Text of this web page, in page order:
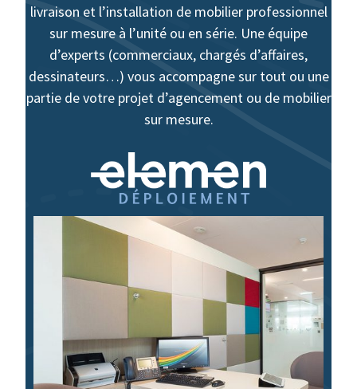
livraison et l’installation de mobilier professionnel
sur mesure à l’unité ou en série. Une équipe
d’experts (commerciaux, chargés d’affaires,
dessinateurs…) vous accompagne sur tout ou une
partie de votre projet d’agencement ou de mobilier
sur mesure.